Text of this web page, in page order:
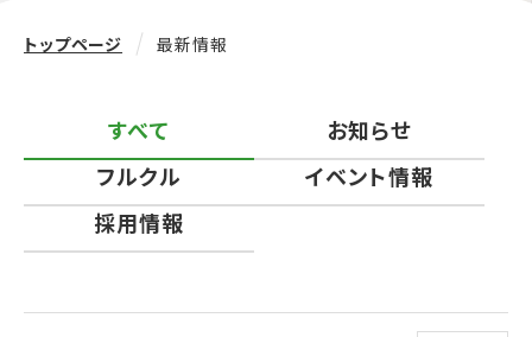
トップページ 最新情報
すべて
お知らせ
フルクル
イベント情報
採用情報